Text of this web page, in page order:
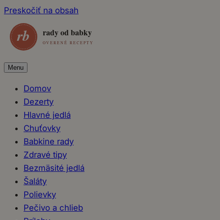
Preskočiť na obsah
Menu
Domov
Dezerty
Hlavné jedlá
Chuťovky
Babkine rady
Zdravé tipy
Bezmäsité jedlá
Šaláty
Polievky
Pečivo a chlieb